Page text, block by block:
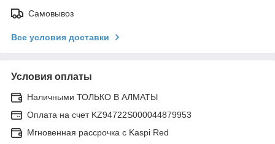
Самовывоз
Все условия доставки
Условия оплаты
Наличными ТОЛЬКО В АЛМАТЫ
Оплата на счет KZ94722S000044879953
Мгновенная рассрочка с Kaspi Red